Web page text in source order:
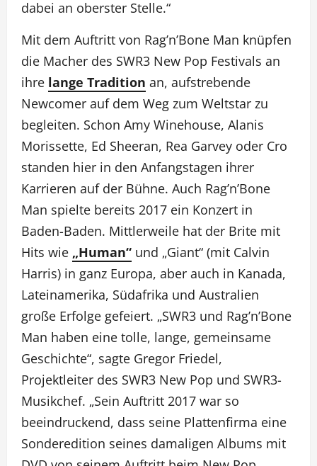
dabei an oberster Stelle.“
Mit dem Auftritt von Rag’n’Bone Man knüpfen
die Macher des SWR3 New Pop Festivals an
ihre lange Tradition an, aufstrebende
Newcomer auf dem Weg zum Weltstar zu
begleiten. Schon Amy Winehouse, Alanis
Morissette, Ed Sheeran, Rea Garvey oder Cro
standen hier in den Anfangstagen ihrer
Karrieren auf der Bühne. Auch Rag’n’Bone
Man spielte bereits 2017 ein Konzert in
Baden-Baden. Mittlerweile hat der Brite mit
Hits wie „Human“ und „Giant“ (mit Calvin
Harris) in ganz Europa, aber auch in Kanada,
Lateinamerika, Südafrika und Australien
große Erfolge gefeiert. „SWR3 und Rag’n’Bone
Man haben eine tolle, lange, gemeinsame
Geschichte“, sagte Gregor Friedel,
Projektleiter des SWR3 New Pop und SWR3-
Musikchef. „Sein Auftritt 2017 war so
beeindruckend, dass seine Plattenfirma eine
Sonderedition seines damaligen Albums mit